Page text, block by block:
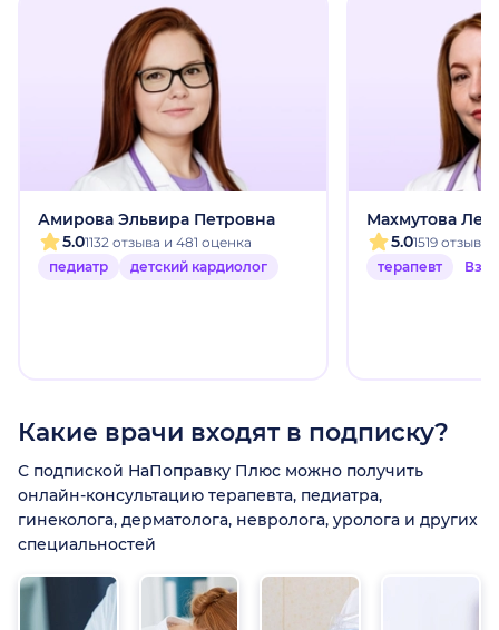
Амирова Эльвира Петровна
5.01132 отзыва и 481 оценка
педиатр
детский кардиолог
Махмутова
5.01519
терапевт
Какие врачи входят в подписку?
С подпиской НаПоправку Плюс можно получить
онлайн-консультацию терапевта, педиатра,
гинеколога, дерматолога, невролога, уролога и других
специальностей